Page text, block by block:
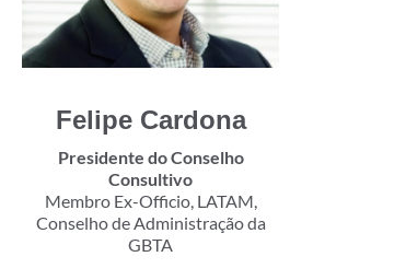
Felipe Cardona
Presidente do Conselho
Consultivo
Membro Ex-Officio, LATAM,
Conselho de Administração da
GBTA